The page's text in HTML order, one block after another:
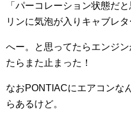
「パーコレーション状態だ
リンに気泡が入りキャブレ
へー。と思ってたらエンジ
たらまた止まった！
なおPONTIACにエアコンな
らあるけど。